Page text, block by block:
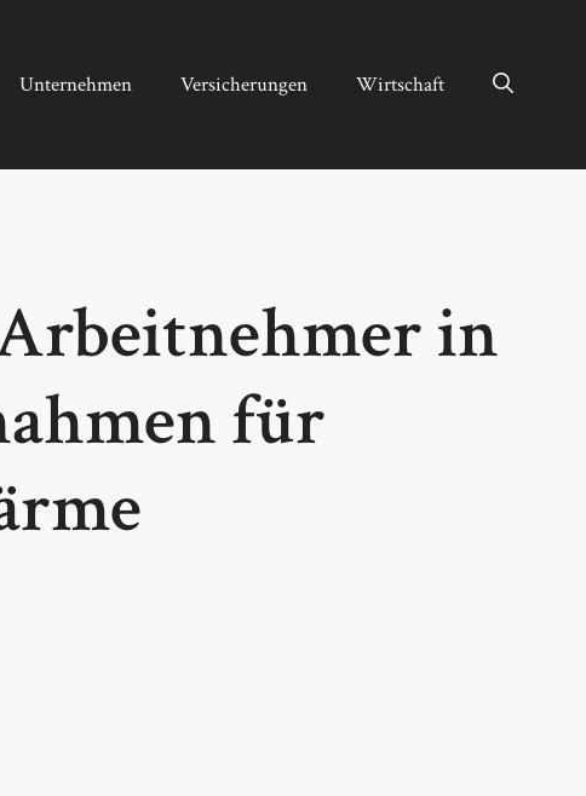
Unternehmen Versicherungen Wirtschaft
in
für